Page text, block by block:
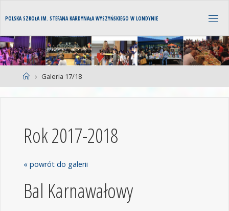
POLSKA SZKOŁA IM. STEFANA KARDYNAŁA WYSZYŃSKIEGO W LONDYNIE
Galeria 17/18
Rok 2017-2018
« powrót do galerii
Bal Karnawałowy